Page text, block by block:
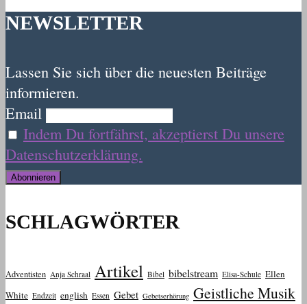
NEWSLETTER
Lassen Sie sich über die neuesten Beiträge
informieren.
Email
Indem Du fortfährst, akzeptierst Du unsere
Datenschutzerklärung.
SCHLAGWÖRTER
Adventisten Anja Schraal Artikel Bibel bibelstream Elisa-Schule Ellen
White Endzeit english Essen Gebet Gebetserhörung Geistliche Musik